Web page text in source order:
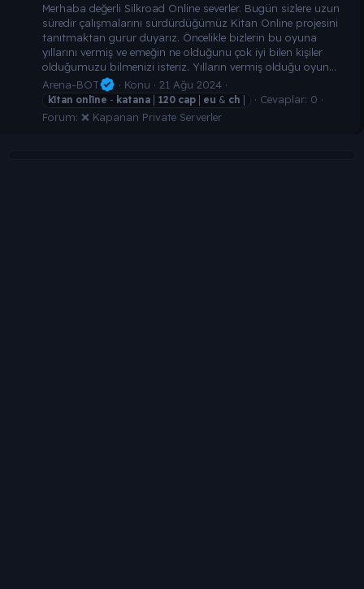
Merhaba değerli Silkroad Online severler. Bugün sizlere uzun
süredir çalışmalarını sürdürdüğümüz Kitan Online projesini
tanıtmaktan gurur duyarız. Öncelikle bizlerin bu oyuna
yıllarını vermiş ve emeğin ne olduğunu çok iyi bilen kişiler
olduğumuzu bilmenizi isteriz. Yılların vermiş olduğu oyun...
Arena-BOT
Konu 21 Ağu 2024
ki̇tan onli̇ne - katana 120 cap eu & ch
Cevaplar: 0
Forum: ❌ Kapanan Private Serverler